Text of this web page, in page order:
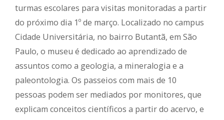
turmas escolares para visitas monitoradas a partir
do próximo dia 1º de março. Localizado no campus
Cidade Universitária, no bairro Butantã, em São
Paulo, o museu é dedicado ao aprendizado de
assuntos como a geologia, a mineralogia e a
paleontologia. Os passeios com mais de 10
pessoas podem ser mediados por monitores, que
explicam conceitos científicos a partir do acervo, e